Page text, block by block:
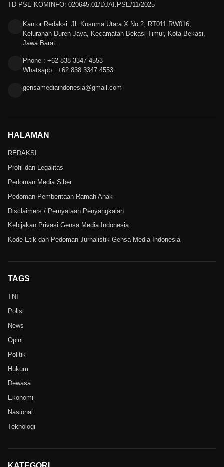
TD PSE KOMINFO: 020645.01/DJAI.PSE/11/2025
Kantor Redaksi: Jl. Kusuma Utara X No 2, RT011 RW016,
Kelurahan Duren Jaya, Kecamatan Bekasi Timur, Kota Bekasi,
Jawa Barat.
Phone : +62 838 3347 4553
Whatsapp : +62 838 3347 4553
gensamediaindonesia@gmail.com
HALAMAN
REDAKSI
Profil dan Legalitas
Pedoman Media Siber
Pedoman Pemberitaan Ramah Anak
Disclaimers / Pernyataan Penyangkalan
Kebijakan Privasi Gensa Media Indonesia
Kode Etik dan Pedoman Jurnalistik Gensa Media Indonesia
TAGS
TNI
Polisi
News
Opini
Politik
Hukum
Dewasa
Ekonomi
Nasional
Teknologi